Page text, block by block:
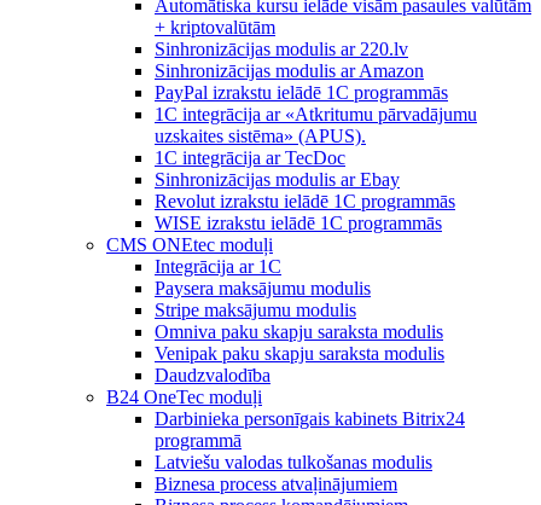
Automātiska kursu ielāde visām pasaules valūtām
+ kriptovalūtām
Sinhronizācijas modulis ar 220.lv
Sinhronizācijas modulis ar Amazon
PayPal izrakstu ielādē 1C programmās
1C integrācija ar «Atkritumu pārvadājumu
uzskaites sistēma» (APUS).
1C integrācija ar TecDoc
Sinhronizācijas modulis ar Ebay
Revolut izrakstu ielādē 1C programmās
WISE izrakstu ielādē 1C programmās
CMS ONEtec moduļi
Integrācija ar 1C
Paysera maksājumu modulis
Stripe maksājumu modulis
Omniva paku skapju saraksta modulis
Venipak paku skapju saraksta modulis
Daudzvalodība
B24 OneTec moduļi
Darbinieka personīgais kabinets Bitrix24
programmā
Latviešu valodas tulkošanas modulis
Biznesa process atvaļinājumiem